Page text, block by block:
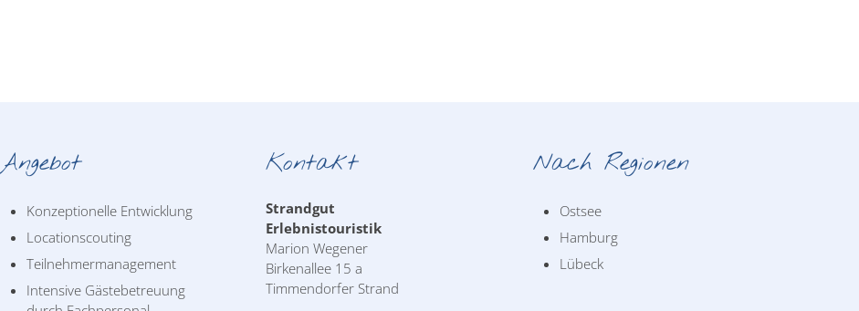
Angebot
Konzeptionelle Entwicklung
Locationscouting
Teilnehmermanagement
Intensive Gästebetreuung
Kontakt
Strandgut
Erlebnistouristik
Marion Wegener
Birkenallee 15 a
Timmendorfer Strand
Nach Regionen
Ostsee
Hamburg
Lübeck